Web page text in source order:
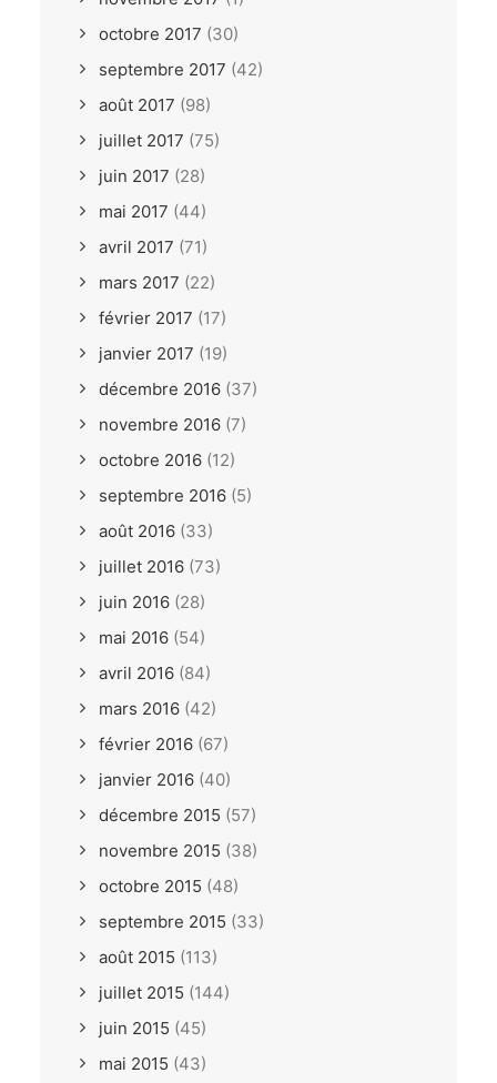
octobre 2017 (30)
septembre 2017 (42)
août 2017 (98)
juillet 2017 (75)
juin 2017 (28)
mai 2017 (44)
avril 2017 (71)
mars 2017 (22)
février 2017 (17)
janvier 2017 (19)
décembre 2016 (37)
novembre 2016 (7)
octobre 2016 (12)
septembre 2016 (5)
août 2016 (33)
juillet 2016 (73)
juin 2016 (28)
mai 2016 (54)
avril 2016 (84)
mars 2016 (42)
février 2016 (67)
janvier 2016 (40)
décembre 2015 (57)
novembre 2015 (38)
octobre 2015 (48)
septembre 2015 (33)
août 2015 (113)
juillet 2015 (144)
juin 2015 (45)
mai 2015 (43)